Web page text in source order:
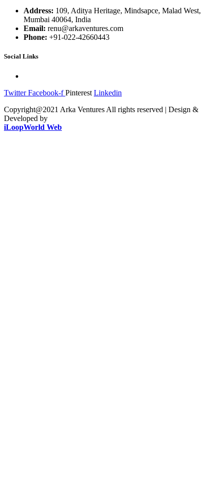
Address: 109, Aditya Heritage, Mindsapce, Malad West,
Mumbai 40064, India
Email: renu@arkaventures.com
Phone: +91-022-42660443
Social Links
Twitter Facebook-f Pinterest Linkedin
Copyright@2021 Arka Ventures All rights reserved | Design &
Developed by
iLoopWorld Web